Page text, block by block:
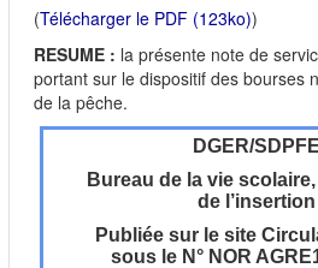
(Télécharger le PDF (123ko))
RESUME : la présente note de
portant sur le dispositif des bourses
de la pêche.
DGER/
Bureau de la vie
de l’insertion
Publiée sur le site
sous le N° NOR